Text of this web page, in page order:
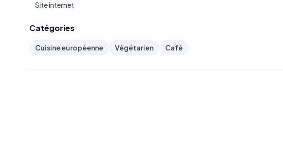
Site internet
Catégories
Cuisine européenne Végétarien Café